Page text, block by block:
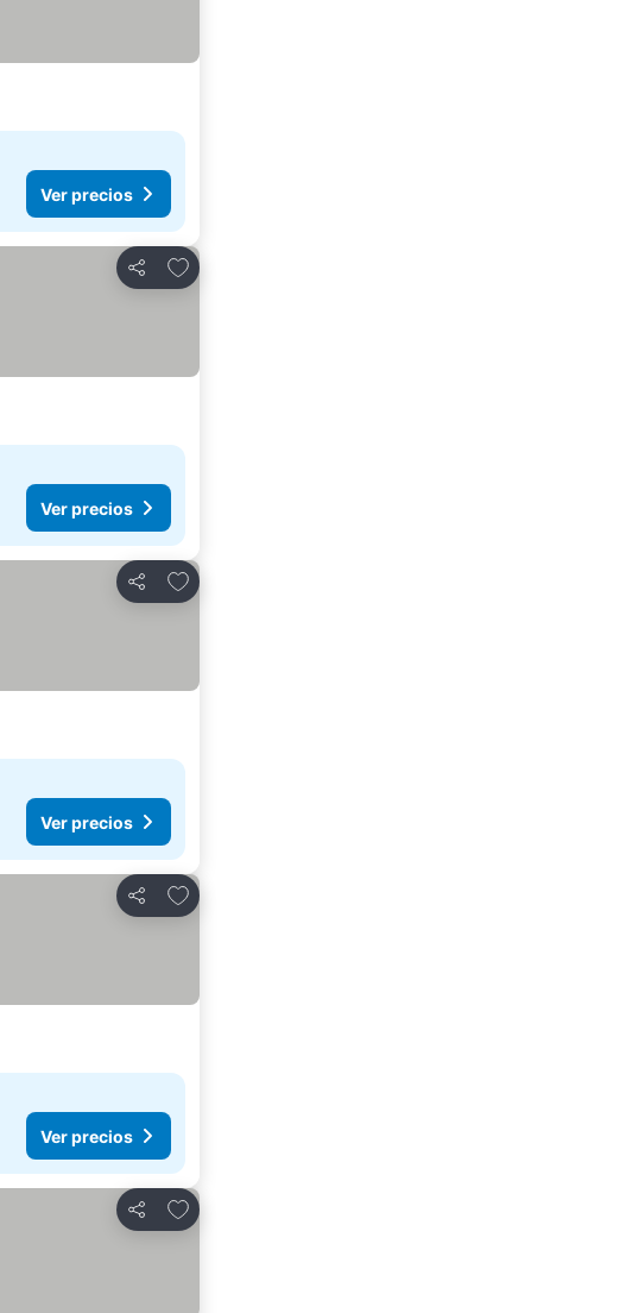
Ver precios
Compartir
Agregar a favoritos
Ver precios
Compartir
Agregar a favoritos
Ver precios
Compartir
Agregar a favoritos
Ver precios
Compartir
Agregar a favoritos